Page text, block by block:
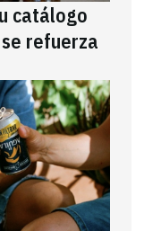
catálogo
refuerza